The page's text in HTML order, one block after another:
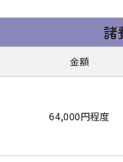
諸
金額
64,000円程度